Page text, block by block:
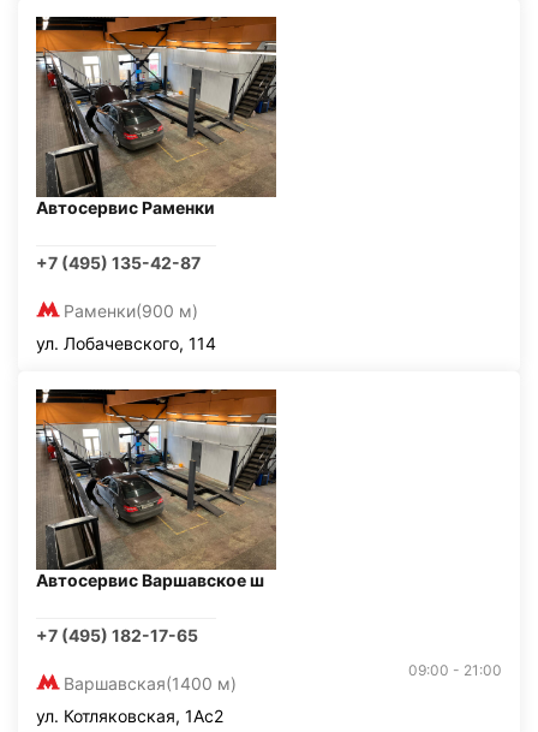
Автосервис Раменки
+7 (495) 135-42-87
Раменки(900 м)
ул. Лобачевского, 114
Автосервис Варшавское ш
+7 (495) 182-17-65
Варшавская(1400 м)
09:00 - 21:00
ул. Котляковская, 1Ас2